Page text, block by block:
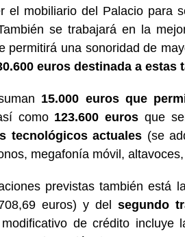
el mobiliario del Palacio para
se trabajará en la
permitirá una sonoridad de
euros destinada a estas
15.000 euros que
como 123.600 euros que
tecnológicos actuales (se
megafonía móvil,
previstas también está
euros) y del segundo
de crédito incluye